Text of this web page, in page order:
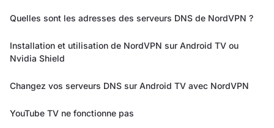
Quelles sont les adresses des serveurs DNS de NordVPN ?
Installation et utilisation de NordVPN sur Android TV ou
Nvidia Shield
Changez vos serveurs DNS sur Android TV avec NordVPN
YouTube TV ne fonctionne pas